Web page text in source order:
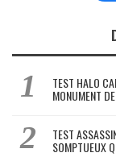
TEST HALO
MONUMENT
TEST
SOMPTUEUX